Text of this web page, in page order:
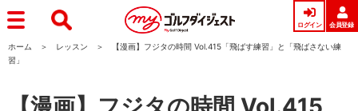
ログイン 会員登録
ホーム レッスン
【漫画】フジタの時間 Vol.415「飛ばす練習」と「飛ばさない練
習」